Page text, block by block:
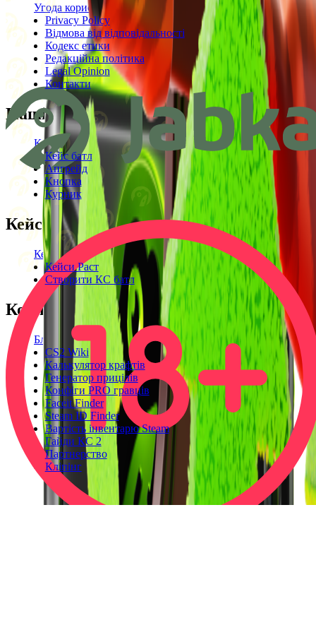
Угода користувача
Privacy Policy
Відмова від відповідальності
Кодекс етики
Редакційна політика
Legal Opinion
Контакти
Наші режими
Кейси
Кейс батл
Апгрейд
Кнопка
Курник
Кейси
Кейси КС2
Кейси Раст
Створити КС батл
Корисне
Блог
CS2 Wiki
Калькулятор крафтів
Генератор прицілів
Конфіги PRO гравців
Faceit Finder
Steam ID Finder
Вартість інвентарю Steam
Гайди КС 2
Партнерство
Кліпінг